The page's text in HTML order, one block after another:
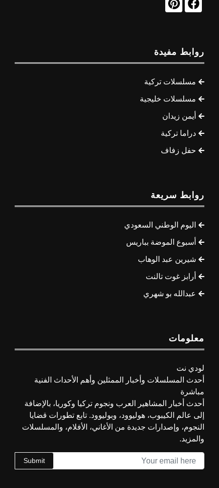
روابط مفيدة
مسلسلات تركية
مسلسلات خليجية
أيمن زيدان
دراما تركية
حفل زفاف
روابط سريعة
اليوم الوطني السعودي
أسبوع الموضة بباريس
شيرين عبد الوهاب
أرابز غوت تالنت
عبدالله بو شهري
معلومات
لودي نت
أحدث المسلسلات وأخبار الممثلين وأهم الأحداث الفنية
مباشرة
أحدث أخبار المشاهير العرب ونجوم تركيا وكوريا، بالإضافة
إلى عالم الكيبوب، هوليوود، وبوليوود. تابع تطورات قضايا
النجوم، وإصدارات جديدة من الأغاني، الأفلام، والمسلسلات
والمزيد.
Submit